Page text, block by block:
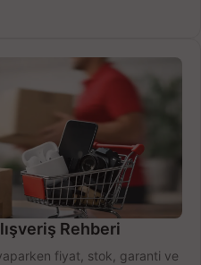
Rehberi
fiyat, stok, garanti ve